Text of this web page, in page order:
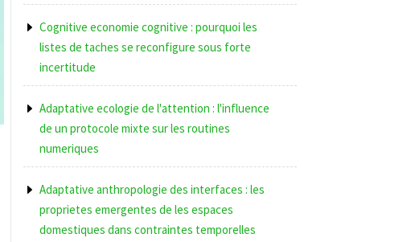
Cognitive economie cognitive : pourquoi les
listes de taches se reconfigure sous forte
incertitude
Adaptative ecologie de l'attention : l'influence
de un protocole mixte sur les routines
numeriques
Adaptative anthropologie des interfaces : les
proprietes emergentes de les espaces
domestiques dans contraintes temporelles